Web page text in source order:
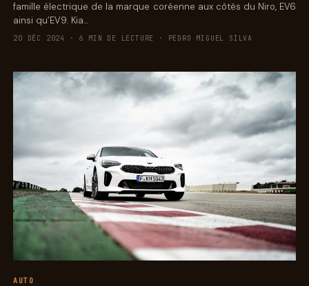
famille électrique de la marque coréenne aux côtés du Niro, EV6
ainsi qu’EV9. Kia…
20 DÉC 2024 · 6 MIN DE LECTURE · PEDRO MIGUEL SILVA
AUTO